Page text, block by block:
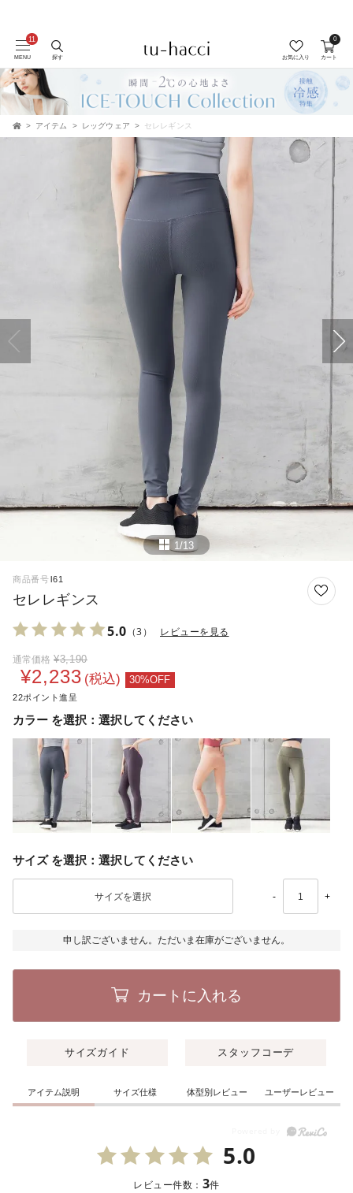
会員登録で今すぐ使えるポイントプレゼント！
MENU 探す お気に入り カート
0
アイテム レッグウェア セレレギンス
1/13
商品番号 l61
セレレギンス
5.0 （3） レビューを見る
通常価格 ¥3,190
¥2,233 税込
22
カラー 選択してください
サイズ 選択してください
- +
申し訳ございません。ただいま在庫がございません。
カートに入れる
サイズガイド スタッフコーデ
アイテム説明 サイズ仕様 体型別レビュー ユーザーレビュー
5.0
レビュー件数： 3件